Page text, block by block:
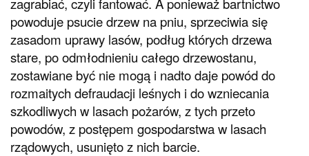
powoduje psucie drzew na pniu, sprzeciwia się
zasadom uprawy lasów, podług których drzewa
stare, po odmłodnieniu całego drzewostanu,
zostawiane być nie mogą i nadto daje powód do
rozmaitych defraudacji leśnych i do wzniecania
szkodliwych w lasach pożarów, z tych przeto
powodów, z postępem gospodarstwa w lasach
rządowych, usunięto z nich barcie.